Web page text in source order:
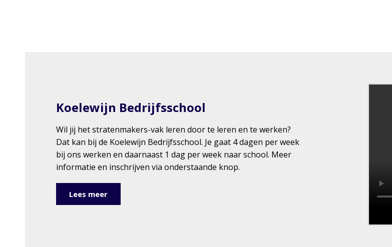
Koelewijn Bedrijfsschool
Wil jij het stratenmakers-vak leren door te leren en te werken?
Dat kan bij de Koelewijn Bedrijfsschool. Je gaat 4 dagen per week
bij ons werken en daarnaast 1 dag per week naar school. Meer
informatie en inschrijven via onderstaande knop.
Lees meer